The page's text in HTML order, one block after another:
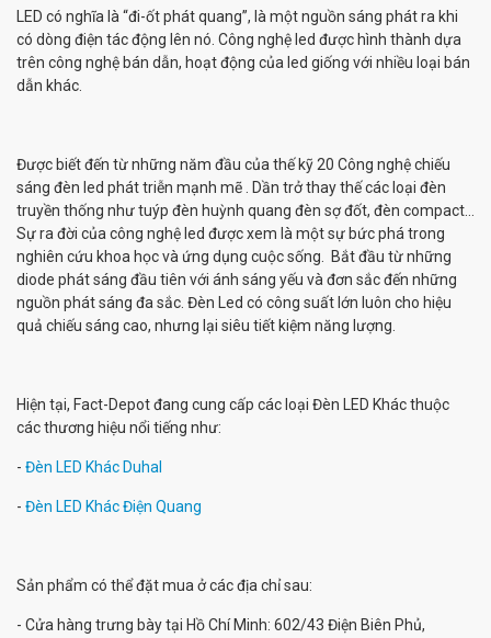
LED có nghĩa là “đi-ốt phát quang”, là một nguồn sáng phát ra khi
có dòng điện tác động lên nó. Công nghệ led được hình thành dựa
trên công nghệ bán dẫn, hoạt động của led giống với nhiều loại bán
dẫn khác.
Được biết đến từ những năm đầu của thế kỹ 20 Công nghệ chiếu
sáng đèn led phát triễn mạnh mẽ . Dần trở thay thế các loại đèn
truyền thống như tuýp đèn huỳnh quang đèn sợ đốt, đèn compact…
Sự ra đời của công nghệ led được xem là một sự bức phá trong
nghiên cứu khoa học và ứng dụng cuộc sống. Bắt đầu từ những
diode phát sáng đầu tiên với ánh sáng yếu và đơn sắc đến những
nguồn phát sáng đa sắc. Đèn Led có công suất lớn luôn cho hiệu
quả chiếu sáng cao, nhưng lại siêu tiết kiệm năng lượng.
Hiện tại, Fact-Depot đang cung cấp các loại Đèn LED Khác thuộc
các thương hiệu nổi tiếng như:
- Đèn LED Khác Duhal
- Đèn LED Khác Điện Quang
Sản phẩm có thể đặt mua ở các địa chỉ sau:
- Cửa hàng trưng bày tại Hồ Chí Minh: 602/43 Điện Biên Phủ,